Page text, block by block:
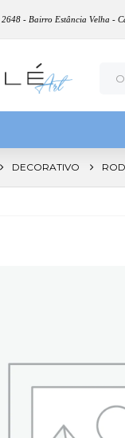
- Bairro Estância Velha -
DECORATIVO